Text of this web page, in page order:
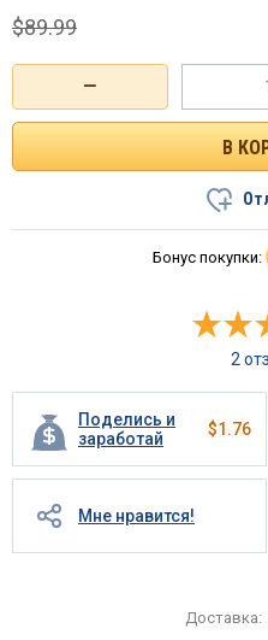
−
$89.99
Бонус покупки:
2
Поделись и
заработай
$1.76
Мне нравится!
Доставка: